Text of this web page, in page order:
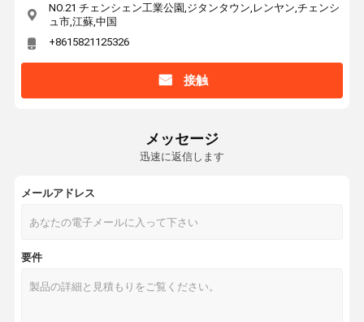
NO.21 チェンシェン工業公園,ジタンタウン,レンヤン,チェンシ
ュ市,江蘇,中国
+8615821125326
接触
メッセージ
迅速に返信します
メールアドレス
要件